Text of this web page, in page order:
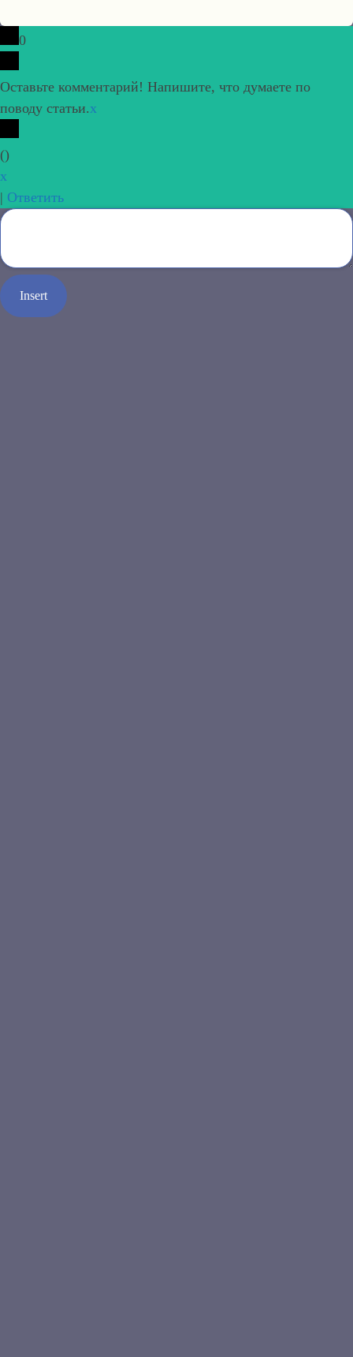
0
Оставьте комментарий! Напишите, что думаете по
поводу статьи.x
()
x
| Ответить
Insert